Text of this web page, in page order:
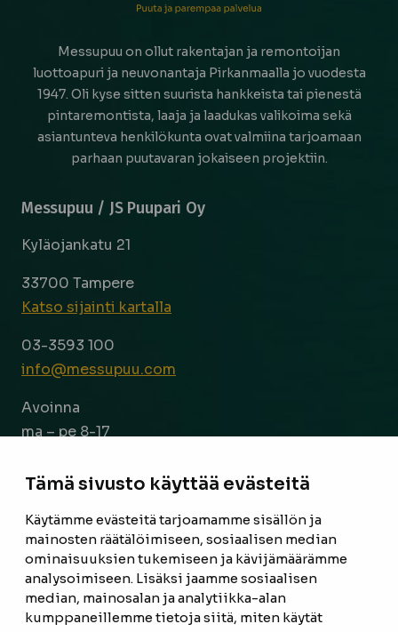
Tämä sivusto käyttää evästeitä
Käytämme evästeitä tarjoamamme sisällön ja
mainosten räätälöimiseen, sosiaalisen median
ominaisuuksien tukemiseen ja kävijämäärämme
analysoimiseen. Lisäksi jaamme sosiaalisen
median, mainosalan ja analytiikka-alan
kumppaneillemme tietoja siitä, miten käytät
Messupuu on ollut rakentajan ja remontoijan
luottoapuri ja neuvonantaja Pirkanmaalla jo vuodesta
1947. Oli kyse sitten suurista hankkeista tai pienestä
pintaremontista, laaja ja laadukas valikoima sekä
asiantunteva henkilökunta ovat valmiina tarjoamaan
parhaan puutavaran jokaiseen projektiin.
Messupuu / JS Puupari Oy
Kyläojankatu 21
33700 Tampere
Katso sijainti kartalla
03-3593 100
info@messupuu.com
Avoinna
ma – pe 8-17
ETUSIVU
TUOTTEET